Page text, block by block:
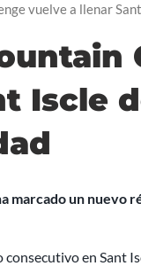
vuelve a llenar
Iscle
marcado un nuevo
consecutivo en Sant